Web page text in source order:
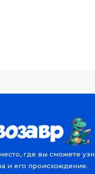
где вы сможете
и его происхождение.